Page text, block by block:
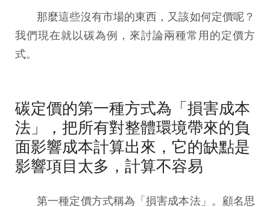
那麼這些沒有市場的東西，又該如何定價呢？
我們現在就以碳為例，來討論兩種常用的定價方
式。
碳定價的第一種方式為「損害成本
法」，把所有對整體環境帶來的負
面影響成本計算出來，它的缺點是
影響項目太多，計算不容易
第一種定價方式稱為「損害成本法」。顧名思